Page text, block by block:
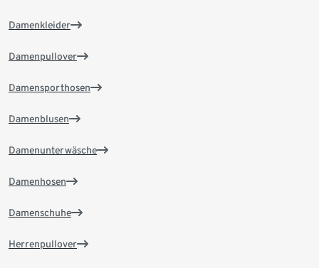
Damenkleider
Damenpullover
Damensporthosen
Damenblusen
Damenunterwäsche
Damenhosen
Damenschuhe
Herrenpullover